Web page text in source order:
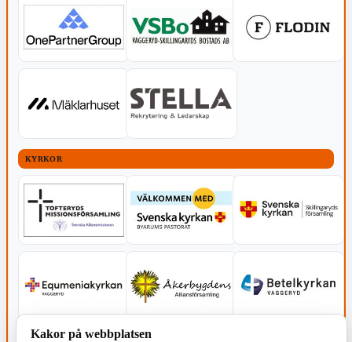
KYRKOR
Kakor på webbplatsen